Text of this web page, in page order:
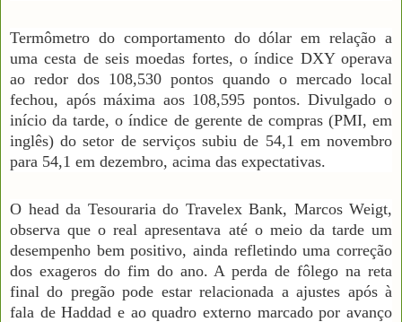
Termômetro do comportamento do dólar em relação a
uma cesta de seis moedas fortes, o índice DXY operava
ao redor dos 108,530 pontos quando o mercado local
fechou, após máxima aos 108,595 pontos. Divulgado o
início da tarde, o índice de gerente de compras (PMI, em
inglês) do setor de serviços subiu de 54,1 em novembro
para 54,1 em dezembro, acima das expectativas.
O head da Tesouraria do Travelex Bank, Marcos Weigt,
observa que o real apresentava até o meio da tarde um
desempenho bem positivo, ainda refletindo uma correção
dos exageros do fim do ano. A perda de fôlego na reta
final do pregão pode estar relacionada a ajustes após à
fala de Haddad e ao quadro externo marcado por avanço